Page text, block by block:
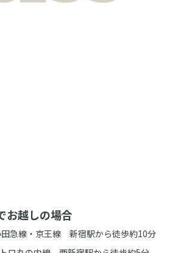
お越しの場合
急線・京王線 新宿駅から徒歩約10分